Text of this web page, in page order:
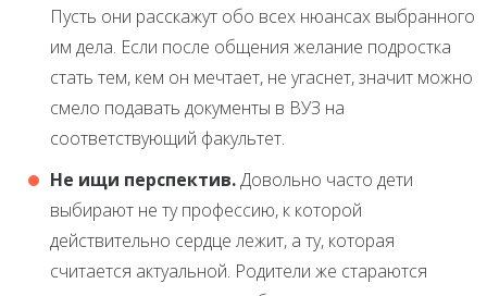
Пусть они расскажут обо всех нюансах выбранного
им дела. Если после общения желание подростка
стать тем, кем он мечтает, не угаснет, значит можно
смело подавать документы в ВУЗ на
соответствующий факультет.
Не ищи перспектив.Довольно часто дети
выбирают не ту профессию, к которой
действительно сердце лежит, а ту, которая
считается актуальной. Родители же стараются